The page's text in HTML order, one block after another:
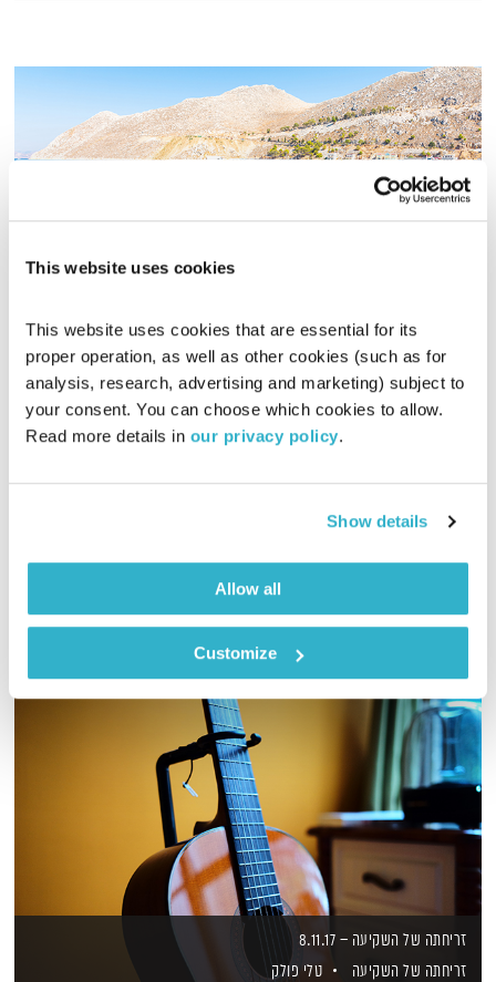
This website uses cookies
This website uses cookies that are essential for its
proper operation, as well as other cookies (such as for
analysis, research, advertising and marketing) subject to
your consent. You can choose which cookies to allow.
Read more details in our privacy policy.
Show details
Allow all
Customize
הטברנה של רמונה – 6.2.21
הטברנה
נועה אלבסורמונה נקדימון
06.02.21
00:56:59
שעה של מוזיקה שמחה מכל קצווי תבל, בעריכת רמונה נקדימון
זריחתה של השקיעה – 8.11.17
זריחתה של השקיעה
טלי פולק